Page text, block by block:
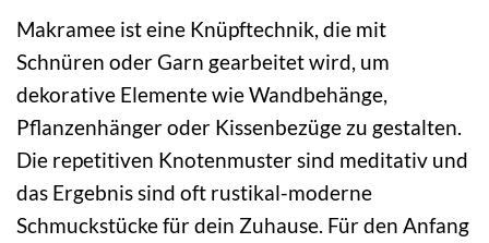
Makramee ist eine Knüpftechnik, die mit
Schnüren oder Garn gearbeitet wird, um
dekorative Elemente wie Wandbehänge,
Pflanzenhänger oder Kissenbezüge zu gestalten.
Die repetitiven Knotenmuster sind meditativ und
das Ergebnis sind oft rustikal-moderne
Schmuckstücke für dein Zuhause. Für den Anfang